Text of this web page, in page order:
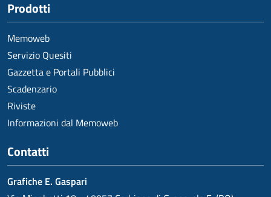
Prodotti
Memoweb
Servizio Quesiti
Gazzetta e Portali Pubblici
Scadenzario
Riviste
Informazioni dal Memoweb
Contatti
Grafiche E. Gaspari